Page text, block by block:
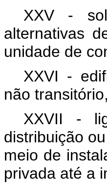
XXV -
alternativas
unidade de
XXVI -
não
XXVII -
distribuição
meio de
privada até a